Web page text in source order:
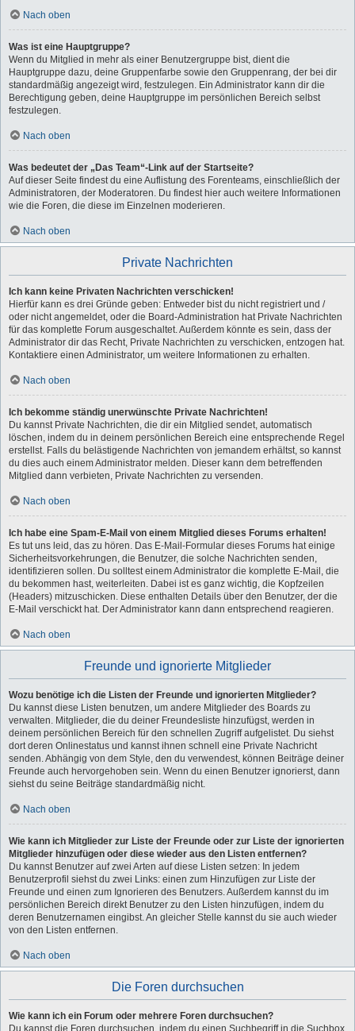
Nach oben
Was ist eine Hauptgruppe?
Wenn du Mitglied in mehr als einer Benutzergruppe bist, dient die
Hauptgruppe dazu, deine Gruppenfarbe sowie den Gruppenrang, der bei dir
standardmäßig angezeigt wird, festzulegen. Ein Administrator kann dir die
Berechtigung geben, deine Hauptgruppe im persönlichen Bereich selbst
festzulegen.
Nach oben
Was bedeutet der „Das Team“-Link auf der Startseite?
Auf dieser Seite findest du eine Auflistung des Forenteams, einschließlich der
Administratoren, der Moderatoren. Du findest hier auch weitere Informationen
wie die Foren, die diese im Einzelnen moderieren.
Nach oben
Private Nachrichten
Ich kann keine Privaten Nachrichten verschicken!
Hierfür kann es drei Gründe geben: Entweder bist du nicht registriert und /
oder nicht angemeldet, oder die Board-Administration hat Private Nachrichten
für das komplette Forum ausgeschaltet. Außerdem könnte es sein, dass der
Administrator dir das Recht, Private Nachrichten zu verschicken, entzogen hat.
Kontaktiere einen Administrator, um weitere Informationen zu erhalten.
Nach oben
Ich bekomme ständig unerwünschte Private Nachrichten!
Du kannst Private Nachrichten, die dir ein Mitglied sendet, automatisch
löschen, indem du in deinem persönlichen Bereich eine entsprechende Regel
erstellst. Falls du belästigende Nachrichten von jemandem erhältst, so kannst
du dies auch einem Administrator melden. Dieser kann dem betreffenden
Mitglied dann verbieten, Private Nachrichten zu versenden.
Nach oben
Ich habe eine Spam-E-Mail von einem Mitglied dieses Forums erhalten!
Es tut uns leid, das zu hören. Das E-Mail-Formular dieses Forums hat einige
Sicherheitsvorkehrungen, die Benutzer, die solche Nachrichten senden,
identifizieren sollen. Du solltest einem Administrator die komplette E-Mail, die
du bekommen hast, weiterleiten. Dabei ist es ganz wichtig, die Kopfzeilen
(Headers) mitzuschicken. Diese enthalten Details über den Benutzer, der die
E-Mail verschickt hat. Der Administrator kann dann entsprechend reagieren.
Nach oben
Freunde und ignorierte Mitglieder
Wozu benötige ich die Listen der Freunde und ignorierten Mitglieder?
Du kannst diese Listen benutzen, um andere Mitglieder des Boards zu
verwalten. Mitglieder, die du deiner Freundesliste hinzufügst, werden in
deinem persönlichen Bereich für den schnellen Zugriff aufgelistet. Du siehst
dort deren Onlinestatus und kannst ihnen schnell eine Private Nachricht
senden. Abhängig von dem Style, den du verwendest, können Beiträge deiner
Freunde auch hervorgehoben sein. Wenn du einen Benutzer ignorierst, dann
siehst du seine Beiträge standardmäßig nicht.
Nach oben
Wie kann ich Mitglieder zur Liste der Freunde oder zur Liste der ignorierten
Mitglieder hinzufügen oder diese wieder aus den Listen entfernen?
Du kannst Benutzer auf zwei Arten auf diese Listen setzen: In jedem
Benutzerprofil siehst du zwei Links: einen zum Hinzufügen zur Liste der
Freunde und einen zum Ignorieren des Benutzers. Außerdem kannst du im
persönlichen Bereich direkt Benutzer zu den Listen hinzufügen, indem du
deren Benutzernamen eingibst. An gleicher Stelle kannst du sie auch wieder
von den Listen entfernen.
Nach oben
Die Foren durchsuchen
Wie kann ich ein Forum oder mehrere Foren durchsuchen?
Du kannst die Foren durchsuchen, indem du einen Suchbegriff in die Suchbox